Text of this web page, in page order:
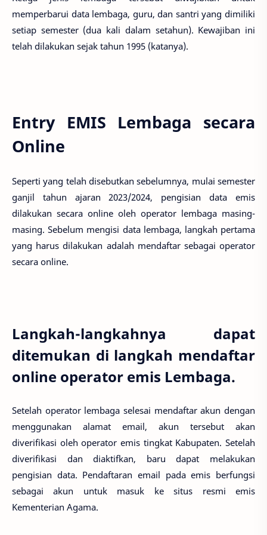
memperbarui data lembaga, guru, dan santri yang dimiliki
setiap semester (dua kali dalam setahun). Kewajiban ini
telah dilakukan sejak tahun 1995 (katanya).
Entry EMIS Lembaga secara
Online
Seperti yang telah disebutkan sebelumnya, mulai semester
ganjil tahun ajaran 2023/2024, pengisian data emis
dilakukan secara online oleh operator lembaga masing-
masing. Sebelum mengisi data lembaga, langkah pertama
yang harus dilakukan adalah mendaftar sebagai operator
secara online.
Langkah-langkahnya dapat
ditemukan di langkah mendaftar
online operator emis Lembaga.
Setelah operator lembaga selesai mendaftar akun dengan
menggunakan alamat email, akun tersebut akan
diverifikasi oleh operator emis tingkat Kabupaten. Setelah
diverifikasi dan diaktifkan, baru dapat melakukan
pengisian data. Pendaftaran email pada emis berfungsi
sebagai akun untuk masuk ke situs resmi emis
Kementerian Agama.